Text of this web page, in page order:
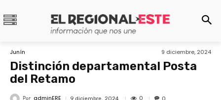
Junín 9 diciembre, 2024
Distinción departamental Posta
del Retamo
Por adminERE 9 diciembre, 2024 0 0